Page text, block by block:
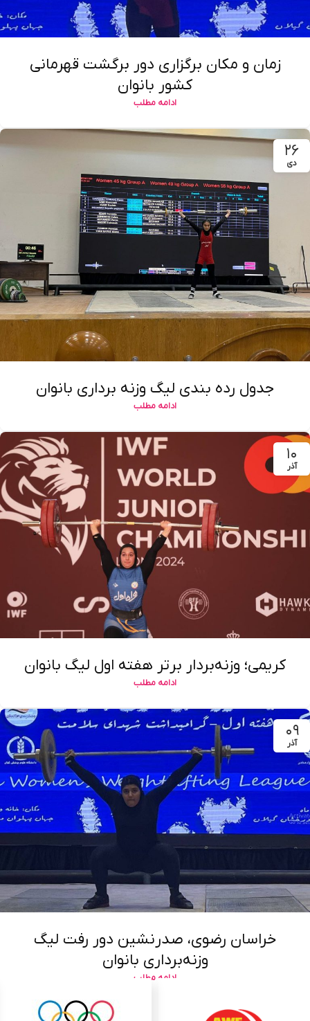
زمان و مکان برگزاری دور برگشت قهرمانی
کشور بانوان
ادامه مطلب
۲۶
دی
جدول رده بندی لیگ وزنه برداری بانوان
ادامه مطلب
۱۰
آذر
کریمی؛ وزنه‌بردار برتر هفته اول لیگ بانوان
ادامه مطلب
۰۹
آذر
خراسان رضوی، صدرنشین دور رفت لیگ
وزنه‌برداری بانوان
ادامه مطلب